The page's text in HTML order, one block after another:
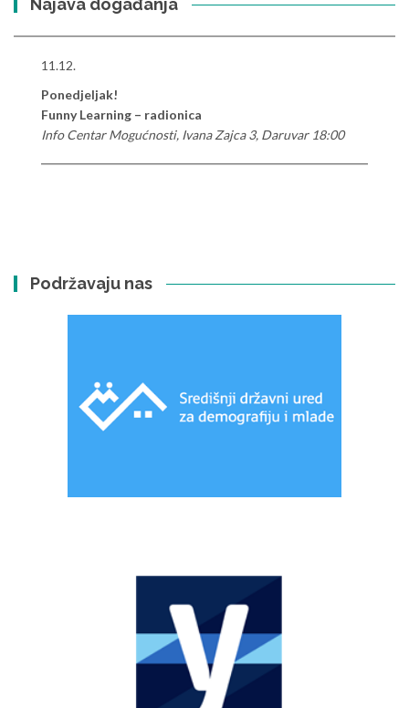
Najava događanja
11.12.
Ponedjeljak!
Funny Learning – radionica
Info Centar Mogućnosti, Ivana Zajca 3, Daruvar 18:00
Podržavaju nas